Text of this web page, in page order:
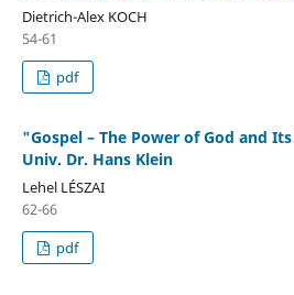
Dietrich-Alex KOCH
54-61
pdf
"Gospel – The Power of God and
Univ. Dr. Hans Klein
Lehel LÉSZAI
62-66
pdf